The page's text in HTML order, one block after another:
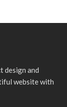
design and
website with